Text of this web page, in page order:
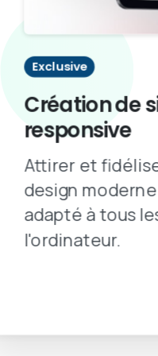
Exclusive
Création de
responsive
Attirer et
design
adapté à tous
l'ordinateur.